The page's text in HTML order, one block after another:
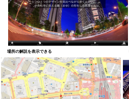
場所の解説を表示できる